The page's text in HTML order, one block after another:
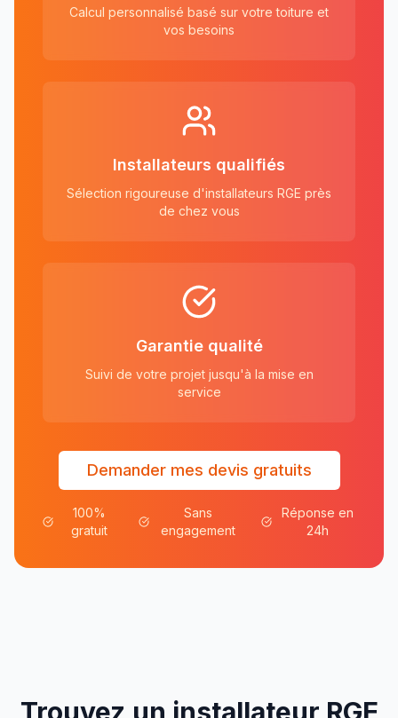
Calcul personnalisé basé sur votre toiture et
vos besoins
Installateurs qualifiés
Sélection rigoureuse d'installateurs RGE près
de chez vous
Garantie qualité
Suivi de votre projet jusqu'à la mise en
service
Demander mes devis gratuits
100%
gratuit
Sans
engagement
Réponse en
24h